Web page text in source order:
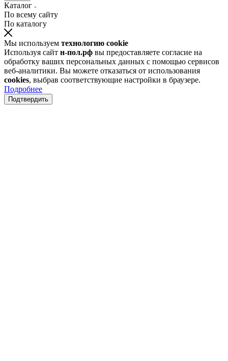
Каталог
По всему сайту
По каталогу
Мы используем технологию cookie
Используя сайт н-пол.рф вы предоставляете согласие на
обработку ваших персональных данных с помощью сервисов
веб-аналитики. Вы можете отказаться от использования
cookies, выбрав соответствующие настройки в браузере.
Подробнее
Подтвердить